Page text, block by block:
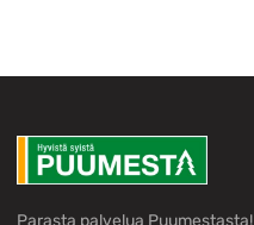
Parasta palvelua Puumestasta!